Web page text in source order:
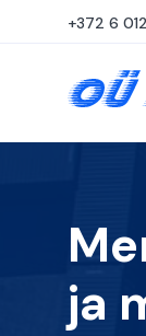
+372 6
ja